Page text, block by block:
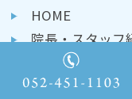
HOME
院長・スタッフ
採用情報
トピックス